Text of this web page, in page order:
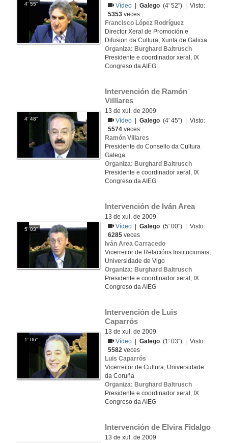
4' 55''
Vídeo
|Galego (4' 52'') | Visto:
5353 veces
Francisco López Rodríguez
Director Xeral de Promoción e
Difusion da Cultura, Xunta de Galicia
Organiza: Burghard Baltrusch
Presidente e coordinador xeral, IX
Congreso da AIEG
4' 48''
Intervención de Ramón
Villlares
13 de xul. de 2009
Vídeo
|Galego (4' 45'') | Visto:
5574 veces
Ramón Villares
Presidente do Consello da Cultura
Galega
Organiza: Burghard Baltrusch
Presidente e coordinador xeral, IX
Congreso da AIEG
5' 03''
Intervención de Iván Area
13 de xul. de 2009
Vídeo
|Galego (5' 00'') | Visto:
6285 veces
Iván Area Carracedo
Vicerreitor de Relacións Institucionais,
Universidade de Vigo
Organiza: Burghard Baltrusch
Presidente e coordinador xeral, IX
Congreso da AIEG
1' 06''
Intervención de Luis
Caparrós
13 de xul. de 2009
Vídeo
|Galego (1' 03'') | Visto:
5582 veces
Luis Caparrós
Vicerreitor de Cultura, Universidade
da Coruña
Organiza: Burghard Baltrusch
Presidente e coordinador xeral, IX
Congreso da AIEG
Intervención de Elvira Fidalgo
13 de xul. de 2009